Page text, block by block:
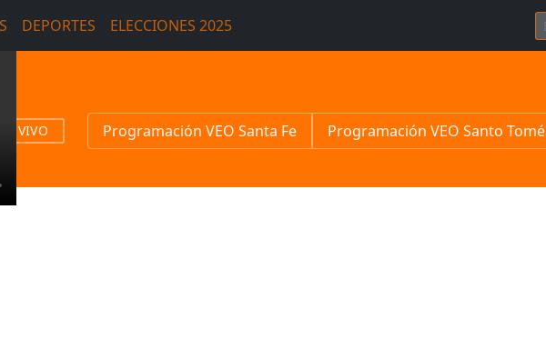
DEPORTES ELECCIONES 2025
EN VIVO Programación VEO Santa Fe Programación VEO Santo Tomé